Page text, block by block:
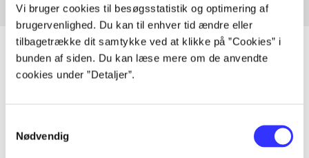
Vi bruger cookies til besøgsstatistik og optimering af
brugervenlighed. Du kan til enhver tid ændre eller
tilbagetrække dit samtykke ved at klikke på ”Cookies” i
bunden af siden. Du kan læse mere om de anvendte
cookies under ”Detaljer”.
Nødvendig